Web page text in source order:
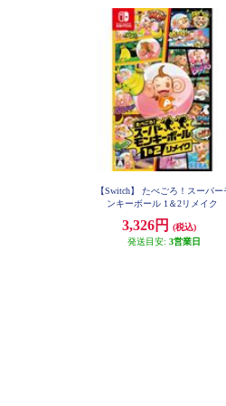
【Switch】 たべごろ！スーパー
ンキーボール 1＆2リメイク
3,326円
(税込)
発送目安: 3営業日